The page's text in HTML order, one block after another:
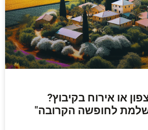
או אירוח בקיבוץ?
לחופשה הקרובה"